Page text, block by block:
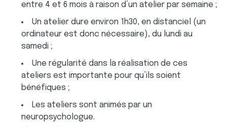
entre 4 et 6 mois à raison d’un atelier par semaine ;
Un atelier dure environ 1h30, en distanciel (un
ordinateur est donc nécessaire), du lundi au
samedi ;
Une régularité dans la réalisation de ces
ateliers est importante pour qu’ils soient
bénéfiques ;
Les ateliers sont animés par un
neuropsychologue.